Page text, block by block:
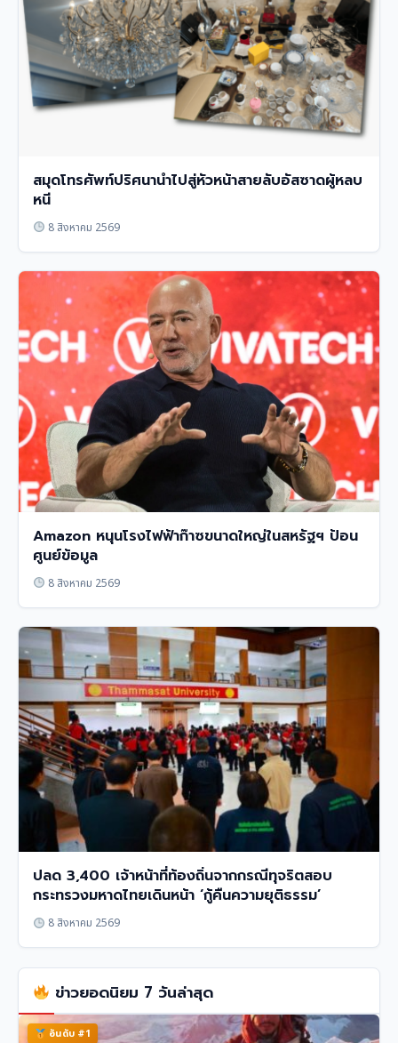
สมุดโทรศัพท์ปริศนานำไปสู่หัวหน้าสายลับอัสซาดผู้หลบ
หนี
8 สิงหาคม 2569
Amazon หนุนโรงไฟฟ้าก๊าซขนาดใหญ่ในสหรัฐฯ ป้อน
ศูนย์ข้อมูล
8 สิงหาคม 2569
ปลด 3,400 เจ้าหน้าที่ท้องถิ่นจากกรณีทุจริตสอบ
กระทรวงมหาดไทยเดินหน้า ‘กู้คืนความยุติธรรม’
8 สิงหาคม 2569
ข่าวยอดนิยม 7 วันล่าสุด
อันดับ #1